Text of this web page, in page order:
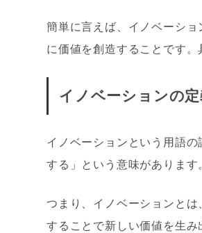
簡単に言えば、イノベーシ
に価値を創造することです。
イノベーションの
イノベーションという用語
する」という意味があります
つまり、イノベーションと
することで新しい価値を生み